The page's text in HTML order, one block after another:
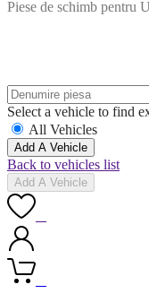
Piese de schimb pentru
Select a vehicle to find
All Vehicles
Add A Vehicle
Back to vehicles list
Add A Vehicle